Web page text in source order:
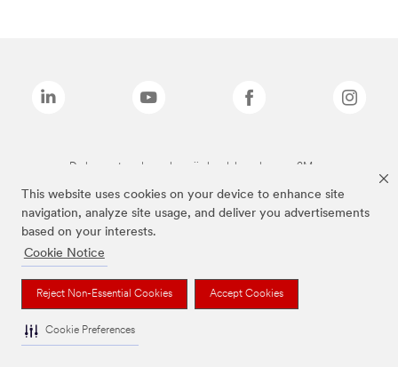
This website uses cookies on your device to enhance site
navigation, analyze site usage, and deliver you advertisements
based on your interests.
Cookie Notice
Reject Non-Essential Cookies Accept Cookies
Cookie Preferences
De bovenstaande merken zijn handelsmerken van 3M.we